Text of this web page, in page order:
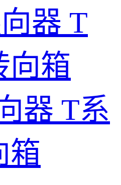
器 T系
箱